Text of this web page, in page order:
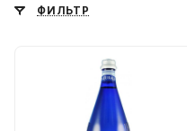
ФИЛЬТР